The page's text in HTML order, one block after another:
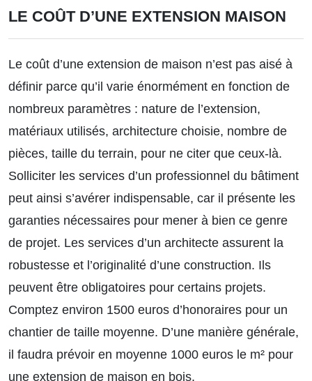
LE COÛT D’UNE EXTENSION MAISON
Le coût d’une extension de maison n’est pas aisé à
définir parce qu’il varie énormément en fonction de
nombreux paramètres : nature de l’extension,
matériaux utilisés, architecture choisie, nombre de
pièces, taille du terrain, pour ne citer que ceux-là.
Solliciter les services d’un professionnel du bâtiment
peut ainsi s’avérer indispensable, car il présente les
garanties nécessaires pour mener à bien ce genre
de projet. Les services d’un architecte assurent la
robustesse et l’originalité d’une construction. Ils
peuvent être obligatoires pour certains projets.
Comptez environ 1500 euros d’honoraires pour un
chantier de taille moyenne. D’une manière générale,
il faudra prévoir en moyenne 1000 euros le m² pour
une extension de maison en bois.